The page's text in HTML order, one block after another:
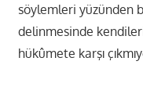
söylemleri yüzünden
delinmesinde
hükûmete karşı